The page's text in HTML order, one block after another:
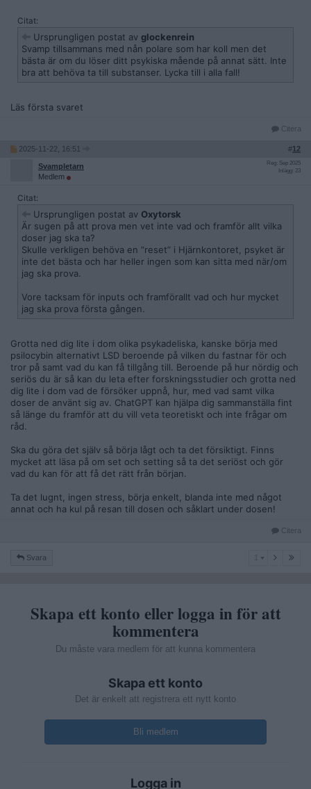
Citat:
Ursprungligen postat av glockenrein
Svamp tillsammans med nån polare som har koll men det
bästa är om du löser ditt psykiska mående på annat sätt. Inte
bra att behöva ta till substanser. Lycka till i alla fall!
Läs första svaret
Citera
2025-11-22, 16:51 #12
Svampletarn
Medlem
Reg: Sep 2025
Inlägg: 23
Citat:
Ursprungligen postat av Oxytorsk
Är sugen på att prova men vet inte vad och framför allt vilka
doser jag ska ta?
Skulle verkligen behöva en ”reset” i Hjärnkontoret, psyket är
inte det bästa och har heller ingen som kan sitta med när/om
jag ska prova.
Vore tacksam för inputs och framförallt vad och hur mycket
jag ska prova första gången.
Grotta ned dig lite i dom olika psykadeliska, kanske börja med
psilocybin alternativt LSD beroende på vilken du fastnar för och
tror på samt vad du kan få tillgång till. Beroende på hur nördig och
seriös du är så kan du leta efter forskningsstudier och grotta ned
dig lite i dom vad de försöker uppnå, hur, med vad samt vilka
doser de använt sig av. ChatGPT kan hjälpa dig sammanställa fint
så länge du framför att du vill veta teoretiskt och inte frågar om
råd.
Ska du göra det själv så börja lågt och ta det försiktigt. Finns
mycket att läsa på om set och setting så ta det seriöst och gör
vad du kan för att få det rätt från början.
Ta det lugnt, ingen stress, börja enkelt, blanda inte med något
annat och ha kul på resan till dosen och såklart under dosen!
Citera
Svara
Skapa ett konto eller logga in för att
kommentera
Du måste vara medlem för att kunna kommentera
Skapa ett konto
Det är enkelt att registrera ett nytt konto
Bli medlem
Logga in